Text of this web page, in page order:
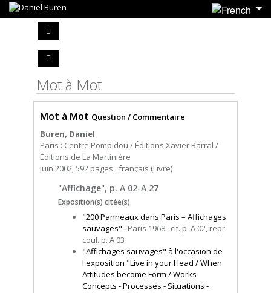
Mot à Mot
Mot à Mot Question / Commentaire
Buren, Daniel
Paris : Centre Pompidou / Éditions Xavier Barral /
Éditions de La Martinière
juin 2002, 592 pages : français (Livre)
"Affichage", p. A 02-A 27
Exposition(s) citée(s)
"200 Panneaux dans Paris – Affichages
sauvages" , Paris 1968 , cit. p. A 02, repr.
coul. p. A 03
"Affichages sauvages" à l'occasion de
l'exposition "Live in your Head / When
Attitudes become Form / Works
Concepts - Processes - Situations -